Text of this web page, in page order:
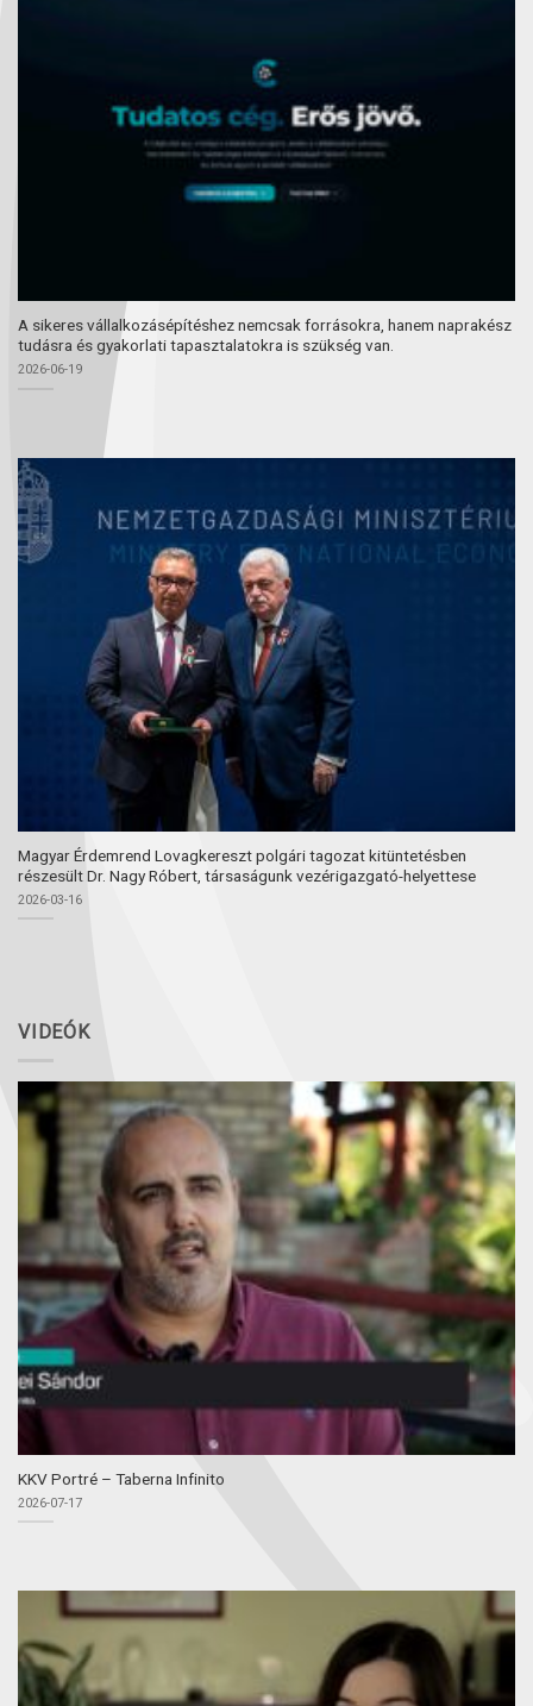
A sikeres vállalkozásépítéshez nemcsak forrásokra, hanem naprakész
tudásra és gyakorlati tapasztalatokra is szükség van.
2026-06-19
Magyar Érdemrend Lovagkereszt polgári tagozat kitüntetésben
részesült Dr. Nagy Róbert, társaságunk vezérigazgató-helyettese
2026-03-16
VIDEÓK
KKV Portré – Taberna Infinito
2026-07-17